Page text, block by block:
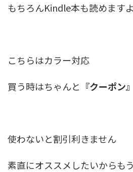
もちろんKindle本も読めますよ
こちらはカラー対応
買う時はちゃんと 『クーポン』
使わないと割引利きません
素直にオススメしたいからも